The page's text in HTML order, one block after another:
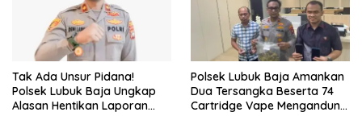
Tak Ada Unsur Pidana!
Polsek Lubuk Baja Ungkap
Alasan Hentikan Laporan
Polsek Lubuk Baja Amankan
Dua Tersangka Beserta 74
Cartridge Vape Mengandung